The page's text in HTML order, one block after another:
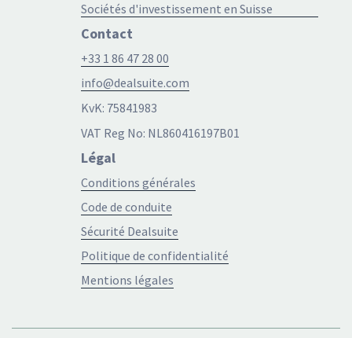
Sociétés d'investissement en Suisse
Contact
+33 1 86 47 28 00
info@dealsuite.com
KvK: 75841983
VAT Reg No: NL860416197B01
Légal
Conditions générales
Code de conduite
Sécurité Dealsuite
Politique de confidentialité
Mentions légales